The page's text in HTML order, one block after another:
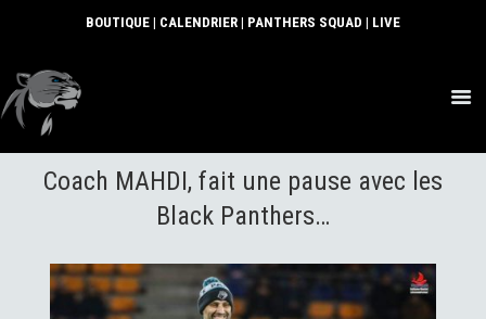
BOUTIQUE | CALENDRIER | PANTHERS SQUAD | LIVE
ACTUS
SECTIONS
CLUB
PARTENAIRES
CONTACT
Coach MAHDI, fait une pause avec les
Black Panthers…